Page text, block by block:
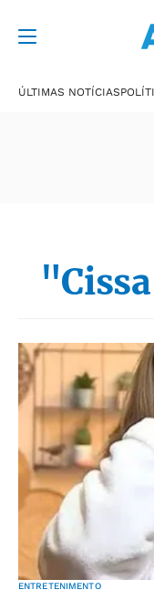
ÚLTIMAS NOTÍCIAS
ENTRETENIMENTO